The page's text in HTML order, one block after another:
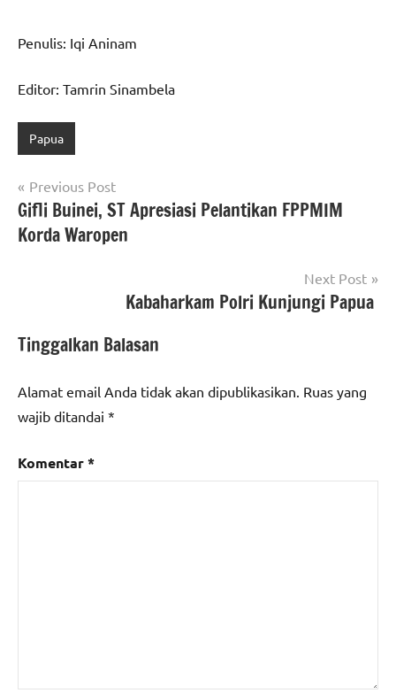
Penulis: Iqi Aninam
Editor: Tamrin Sinambela
Papua
Navigasi
pos
Previous Post
Gifli Buinei, ST Apresiasi Pelantikan FPPMIM
Korda Waropen
Next Post
Kabaharkam Polri Kunjungi Papua
Tinggalkan Balasan
Alamat email Anda tidak akan dipublikasikan. Ruas yang
wajib ditandai *
Komentar*